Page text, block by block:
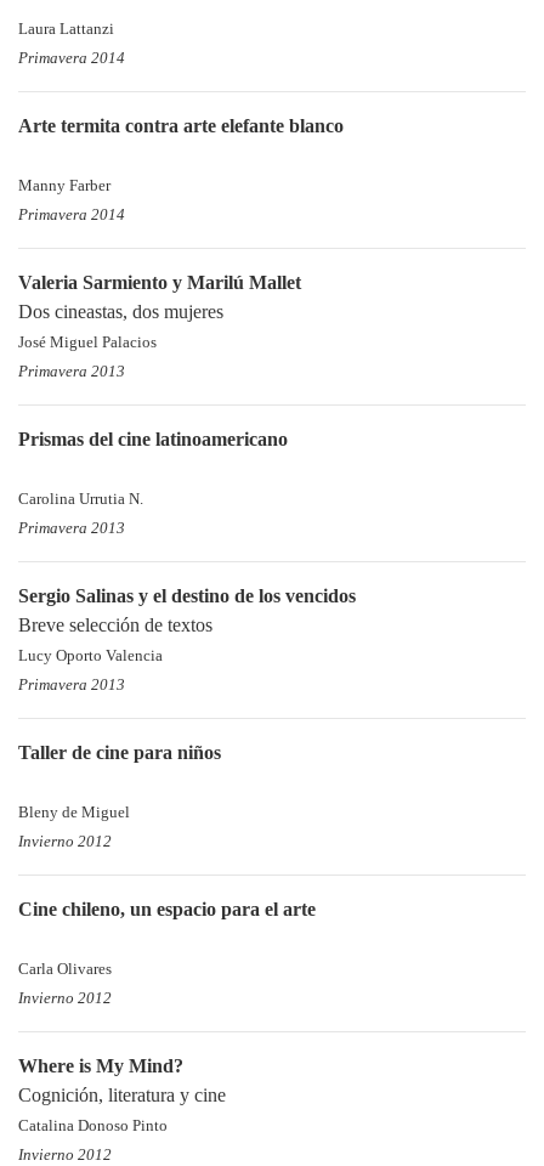
Laura Lattanzi
Primavera 2014
Arte termita contra arte elefante blanco
Manny Farber
Primavera 2014
Valeria Sarmiento y Marilú Mallet
Dos cineastas, dos mujeres
José Miguel Palacios
Primavera 2013
Prismas del cine latinoamericano
Carolina Urrutia N.
Primavera 2013
Sergio Salinas y el destino de los vencidos
Breve selección de textos
Lucy Oporto Valencia
Primavera 2013
Taller de cine para niños
Bleny de Miguel
Invierno 2012
Cine chileno, un espacio para el arte
Carla Olivares
Invierno 2012
Where is My Mind?
Cognición, literatura y cine
Catalina Donoso Pinto
Invierno 2012